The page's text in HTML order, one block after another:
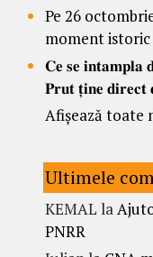
Pe 26
moment istoric
𝐂𝐞 𝐬𝐞 𝐢𝐧𝐭𝐚𝐦𝐩𝐥𝐚
𝐏𝐫𝐮𝐭 𝐭̦𝐢𝐧𝐞
Afișează toate
Ultimele
KEMAL la
PNRR